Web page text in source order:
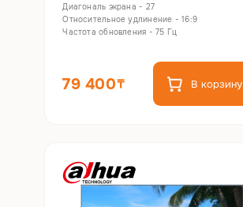
Диагональ экрана - 27
Относительное удлинение - 16:9
Частота обновления - 75 Гц
79 400 В корзину